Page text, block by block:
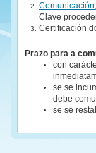
Comunicación
Clave
Certificación
Prazo para a
con
se se
debe
se se